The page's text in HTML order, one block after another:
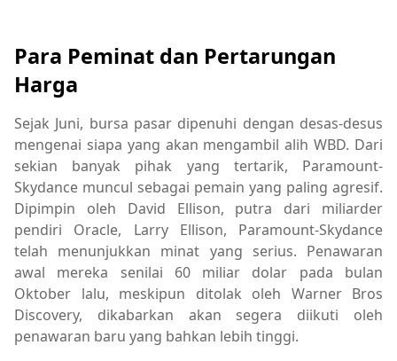
Para Peminat dan Pertarungan
Harga
Sejak Juni, bursa pasar dipenuhi dengan desas-desus
mengenai siapa yang akan mengambil alih WBD. Dari
sekian banyak pihak yang tertarik, Paramount-
Skydance muncul sebagai pemain yang paling agresif.
Dipimpin oleh David Ellison, putra dari miliarder
pendiri Oracle, Larry Ellison, Paramount-Skydance
telah menunjukkan minat yang serius. Penawaran
awal mereka senilai 60 miliar dolar pada bulan
Oktober lalu, meskipun ditolak oleh Warner Bros
Discovery, dikabarkan akan segera diikuti oleh
penawaran baru yang bahkan lebih tinggi.